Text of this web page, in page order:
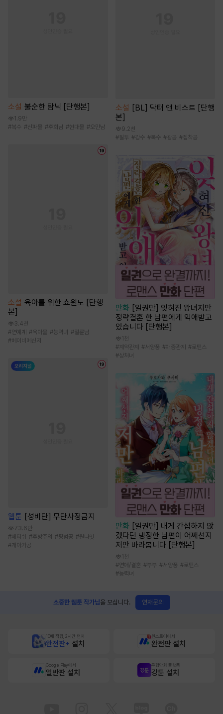
소설 불순한 탐닉 [단행본]
1.9만
#복수 #신파물 #후회남 #현대물 #오만남
소설 육아를 위한 쇼윈도 [단행
본]
3.4천
#연예계 #육아물 #능력녀 #절륜남
#베이비메신저
웹툰 [성비단] 무단사정금지
73.6만
#페티쉬 #후방주의 #평범공 #원나잇
# 개아가공
소설 [BL] 닥터 앤 비스트 [단행
본]
9.2천
#질투 #강수 #복수 #광공 #집착공
만화 [일권만] 잊혀진 왕녀지만
정략결혼 한 남편에게 익애받고
있습니다 [단행본]
1천
#계약관계 #서양풍 #애증관계 #로맨스
#상처녀
만화 [일권만] 내게 간섭하지 않
겠다던 냉정한 남편이 어째선지
저만 바라봅니다 [단행본]
1천
#연애/결혼 #부부 #서양풍 #로맨스
#능력녀
소중한 웹툰 작가님을 모십니다. 연재문의
10배 적립, 2시간 먼저
완전판+ 설치
원스토어에서
완전판 설치
Google Play에서
일반판 설치
무협만화 플랫폼
강툰 설치